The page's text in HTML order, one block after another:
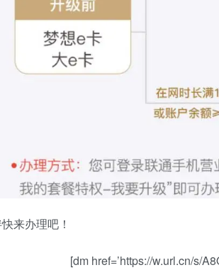
来办理吧！
[dm href=’https://w.url.cn/s/